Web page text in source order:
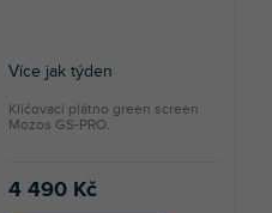
Více jak týden
4 490 Kč
Klíčovací plátno green screen
Mozos GS-PRO.